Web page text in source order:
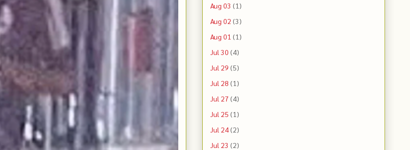
Aug 03 (1)
Aug 02 (3)
Aug 01 (1)
Jul 30 (4)
Jul 29 (5)
Jul 28 (1)
Jul 27 (4)
Jul 25 (1)
Jul 24(2)
Jul 23 (2)